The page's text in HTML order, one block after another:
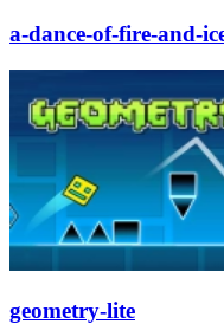
a-dance-of-fire-and-
geometry-lite